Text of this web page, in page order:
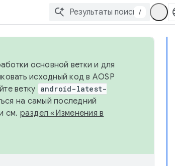
/
основной ветки и для
исходный код в AOSP
ветку android-latest-
на самый последний
см. раздел «Изменения в